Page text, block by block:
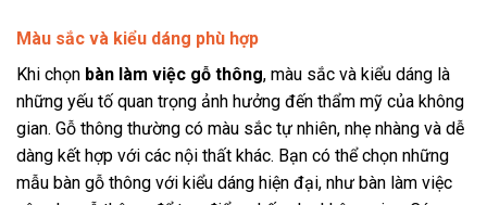
Màu sắc và kiểu dáng phù hợp
Khi chọn bàn làm việc gỗ thông, màu sắc và kiểu dáng là
những yếu tố quan trọng ảnh hưởng đến thẩm mỹ của không
gian. Gỗ thông thường có màu sắc tự nhiên, nhẹ nhàng và dễ
dàng kết hợp với các nội thất khác. Bạn có thể chọn những
mẫu bàn gỗ thông với kiểu dáng hiện đại, như bàn làm việc